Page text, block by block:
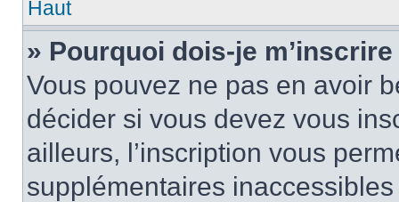
Haut
» Pourquoi dois-je
Vous pouvez ne pas en avoir
décider si vous devez vous
ailleurs, l’inscription vous
supplémentaires